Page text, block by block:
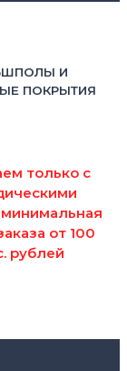
И
ПОКРЫТИЯ
только с
от 100
рублей